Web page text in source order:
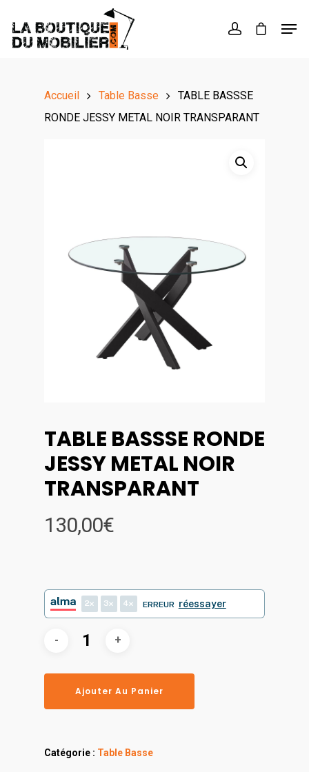
Accueil Table Basse
TABLE BASSSE
RONDE JESSY METAL NOIR TRANSPARANT
TABLE BASSSE RONDE
JESSY METAL NOIR
TRANSPARANT
130,00€
2 3 4 ERREUR réessayer
Ajouter Au Panier
Catégorie : Table Basse